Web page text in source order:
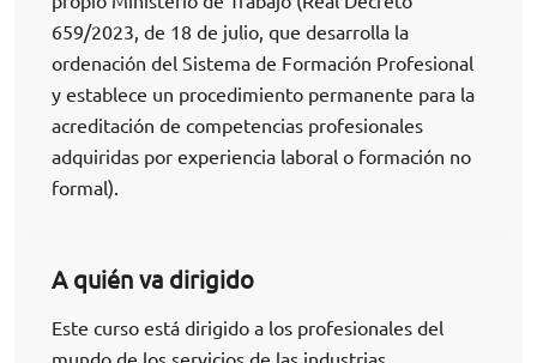
659/2023, de 18 de julio, que desarrolla la
ordenación del Sistema de Formación Profesional
y establece un procedimiento permanente para la
acreditación de competencias profesionales
adquiridas por experiencia laboral o formación no
formal).
A quién va dirigido
Este curso está dirigido a los profesionales del